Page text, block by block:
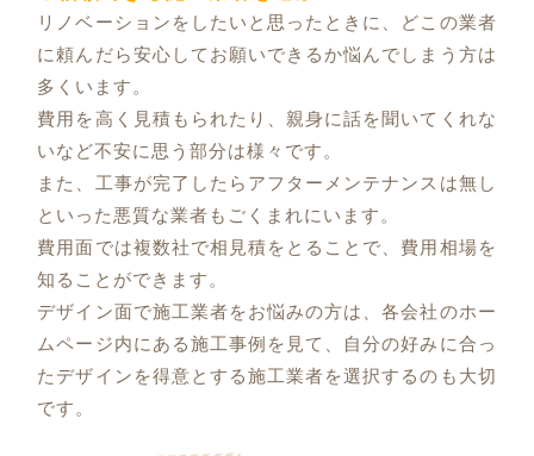
リノベーションをしたいと思ったときに、どこの業者
に頼んだら安心してお願いできるか悩んでしまう方は
多くいます。
費用を高く見積もられたり、親身に話を聞いてくれな
いなど不安に思う部分は様々です。
また、工事が完了したらアフターメンテナンスは無し
といった悪質な業者もごくまれにいます。
費用面では複数社で相見積をとることで、費用相場を
知ることができます。
デザイン面で施工業者をお悩みの方は、各会社のホー
ムページ内にある施工事例を見て、自分の好みに合っ
たデザインを得意とする施工業者を選択するのも大切
です。